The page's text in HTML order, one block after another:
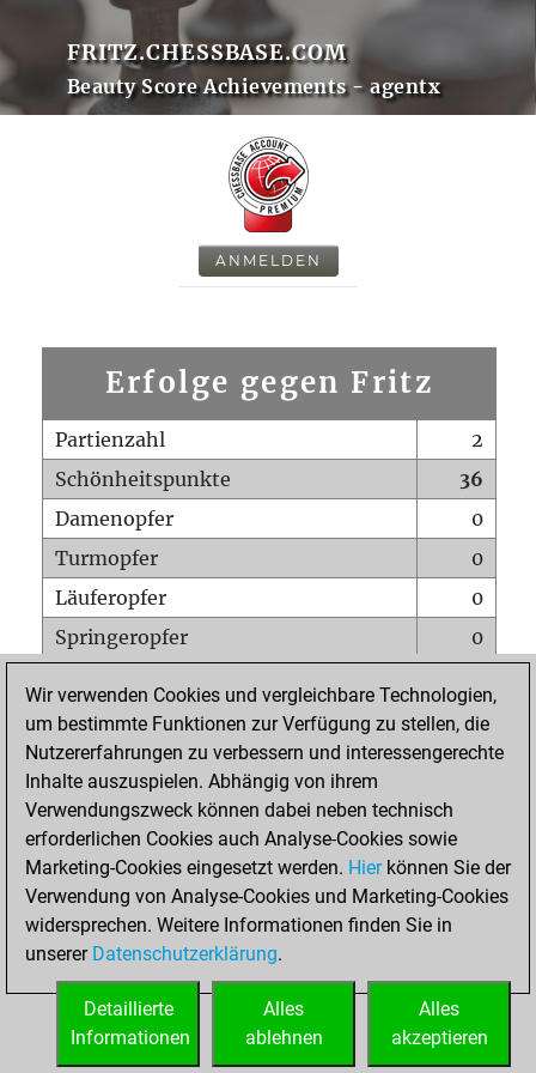
FRITZ.CHESSBASE.COM
Beauty Score Achievements - agentx
ANMELDEN
Erfolge gegen Fritz
Partienzahl
2
Schönheitspunkte
36
Damenopfer
0
Turmopfer
0
Läuferopfer
0
Springeropfer
0
Matt auf vollem Brett
0
Bauer setzt Matt
0
Erstickte Matts
Unterverwandlungen
Türme auf der siebten
0
STARTSEITE
Wir verwenden Cookies und vergleichbare Technologien,
um bestimmte Funktionen zur Verfügung zu stellen, die
Nutzererfahrungen zu verbessern und interessengerechte
Inhalte auszuspielen. Abhängig von ihrem
Verwendungszweck können dabei neben technisch
erforderlichen Cookies auch Analyse-Cookies sowie
Marketing-Cookies eingesetzt werden. Hierkönnen Sie der
Verwendung von Analyse-Cookies und Marketing-Cookies
widersprechen. Weitere Informationen finden Sie in
unserer Datenschutzerklärung.
Alles
akzeptieren
Alles
ablehnen
Detaillierte
Informationen